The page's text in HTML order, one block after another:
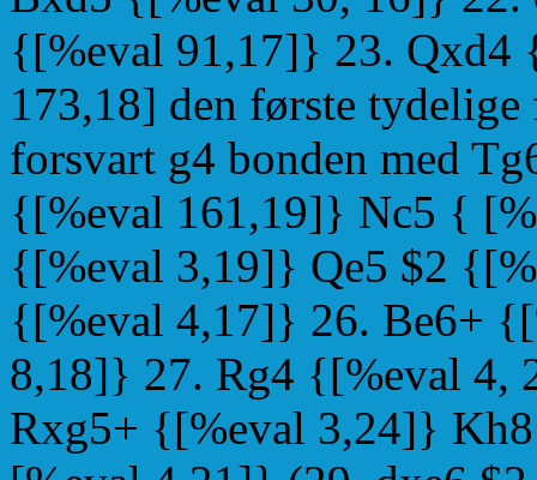
{[%eval 91,17]} 23. Qxd4
173,18] den første
forsvart g4 bonden med
{[%eval 161,19]} Nc5 {
{[%eval 3,19]} Qe5 $2
{[%eval 4,17]} 26. Be6+
8,18]} 27. Rg4 {[%eval
Rxg5+ {[%eval 3,24]}